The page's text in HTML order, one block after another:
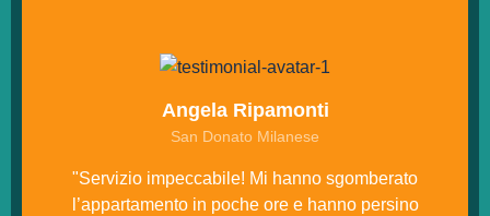
Angela Ripamonti
San Donato Milanese
"Servizio impeccabile! Mi hanno sgomberato
l’appartamento in poche ore e hanno persino